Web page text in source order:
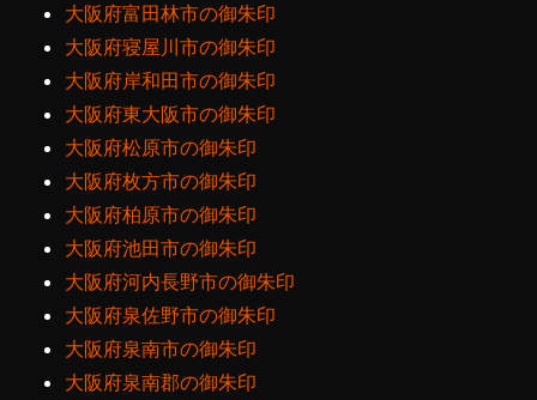
大阪府富田林市の御朱印
大阪府寝屋川市の御朱印
大阪府岸和田市の御朱印
大阪府東大阪市の御朱印
大阪府松原市の御朱印
大阪府枚方市の御朱印
大阪府柏原市の御朱印
大阪府池田市の御朱印
大阪府河内長野市の御朱印
大阪府泉佐野市の御朱印
大阪府泉南市の御朱印
大阪府泉南郡の御朱印